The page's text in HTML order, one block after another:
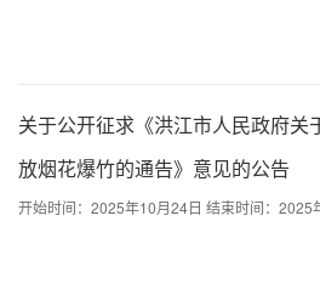
关于公开征求《洪江市人民政府关
放烟花爆竹的通告》意见的公告
开始时间：2025年10月24日 结束时间：2025